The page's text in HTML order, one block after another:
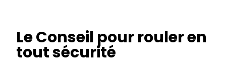
Le Conseil pour rouler en
tout sécurité